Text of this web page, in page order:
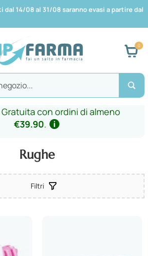
14/08 al 31/08 saranno evasi a partire dal
con ordini di almeno
€39.90.
Rughe
Filtri